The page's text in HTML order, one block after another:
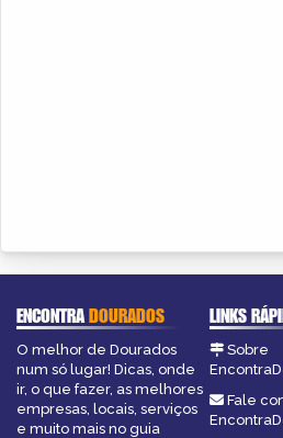
ENCONTRADOURADOS
O melhor de Dourados
num só lugar! Dicas, onde
ir, o que fazer, as melhores
empresas, locais, serviços
e muito mais no guia
LINKS
Sobre
Fale